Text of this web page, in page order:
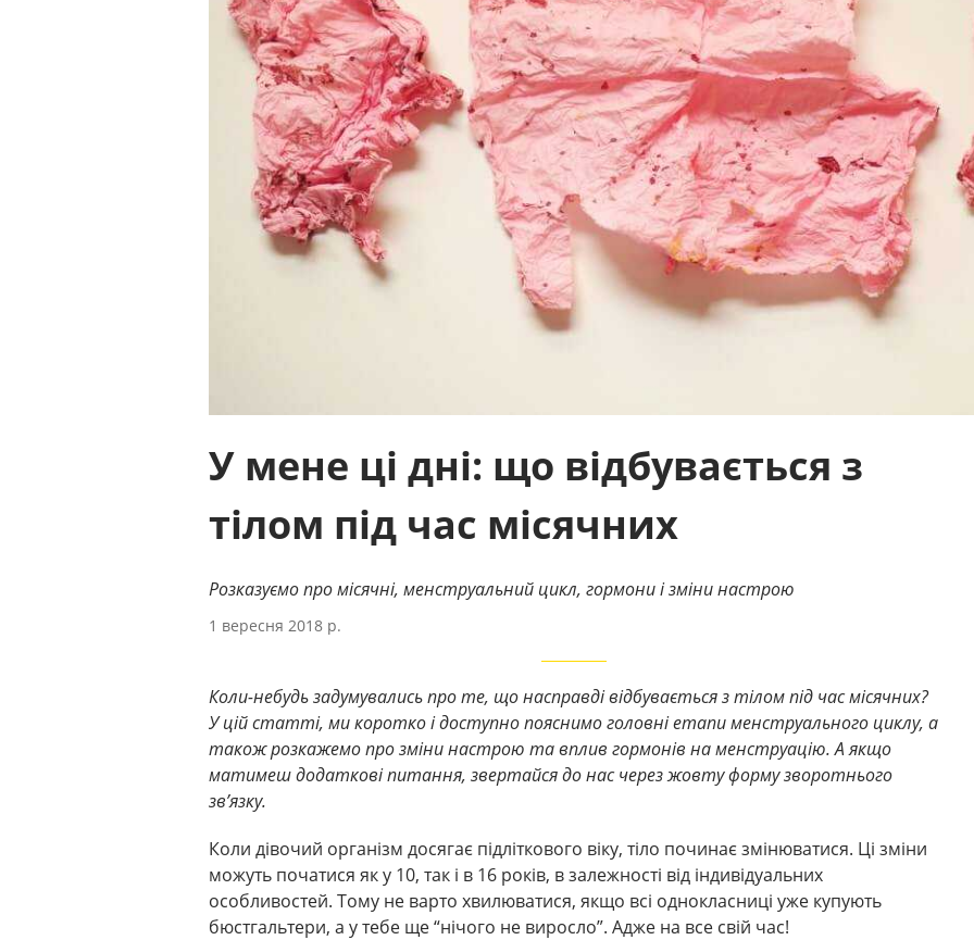
У мене ці дні: що відбувається з
тілом під час місячних
Розказуємо про місячні, менструальний цикл, гормони і зміни настрою
1 вересня 2018 р.
Коли-небудь задумувались про те, що насправді відбувається з тілом під час місячних?
У цій статті, ми коротко і доступно пояснимо головні етапи менструального циклу, а
також розкажемо про зміни настрою та вплив гормонів на менструацію. А якщо
матимеш додаткові питання, звертайся до нас через жовту форму зворотнього
зв’язку.
Коли дівочий організм досягає підліткового віку, тіло починає змінюватися. Ці зміни
можуть початися як у 10, так і в 16 років, в залежності від індивідуальних
особливостей. Тому не варто хвилюватися, якщо всі однокласниці уже купують
бюстгальтери, а у тебе ще “нічого не виросло”. Адже на все свій час!